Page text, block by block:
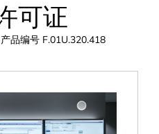
可证
品编号 F.01U.320.418